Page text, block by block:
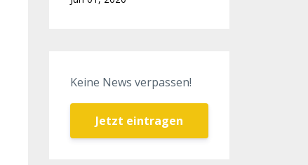
Keine News verpassen!
Jetzt eintragen